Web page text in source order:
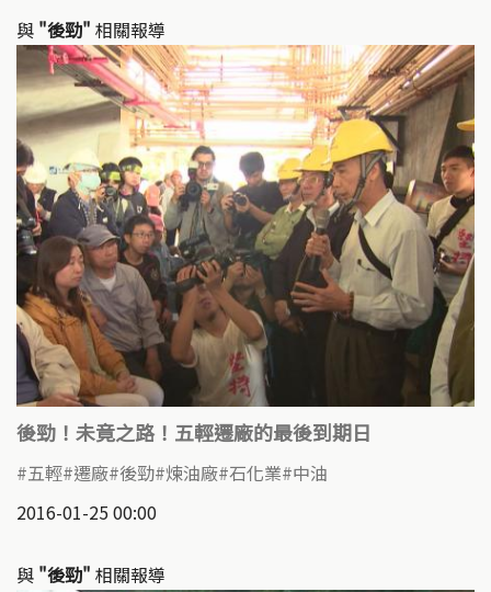
與 "後勁" 相關報導
後勁！未竟之路！五輕遷廠的最後到期日
五輕 遷廠 後勁 煉油廠 石化業 中油
2016-01-25 00:00
與 "後勁" 相關報導